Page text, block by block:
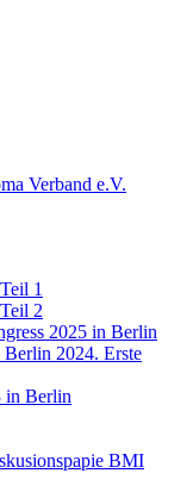
1
2
2025 in Berlin
2024. Erste
in Berlin
BMI